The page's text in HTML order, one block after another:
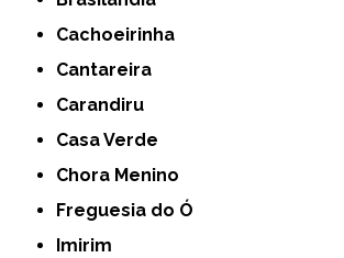
Cachoeirinha
Cantareira
Carandiru
Casa Verde
Chora Menino
Freguesia do Ó
Imirim